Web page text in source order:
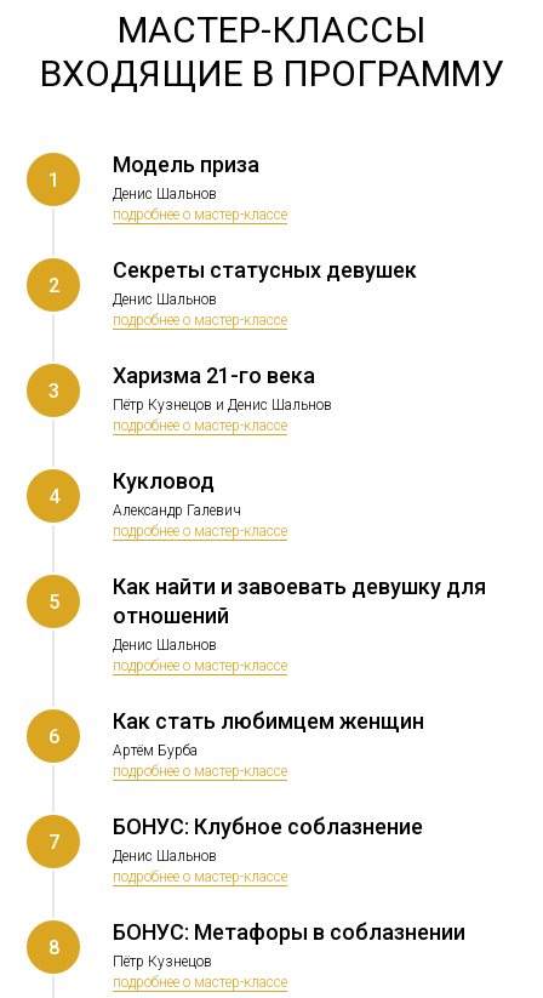
МАСТЕР-КЛАССЫ
ВХОДЯЩИЕ В ПРОГРАММУ
1
Модель приза
Денис Шальнов
подробнее о мастер-классе
2
Секреты статусных девушек
Денис Шальнов
подробнее о мастер-классе
3
Харизма 21-го века
Пётр Кузнецов и Денис Шальнов
подробнее о мастер-классе
4
Кукловод
Александр Галевич
подробнее о мастер-классе
5
Как найти и завоевать девушку для
отношений
Денис Шальнов
подробнее о мастер-классе
6
Как стать любимцем женщин
Артём Бурба
подробнее о мастер-классе
7
БОНУС: Клубное соблазнение
Денис Шальнов
подробнее о мастер-классе
8
БОНУС: Метафоры в соблазнении
Пётр Кузнецов
подробнее о мастер-классе